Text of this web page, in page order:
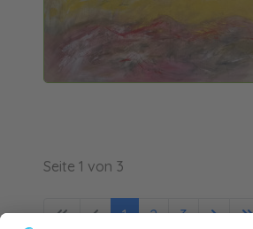
Seite 1 von 3
1 2 3